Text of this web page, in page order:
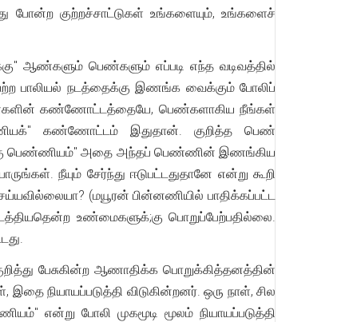
போன்ற குற்றச்சாட்டுகள் உங்களையும், உங்களைச்
ஆண்களும் பெண்களும் எப்படி எந்த வடிவத்தில்
பாலியல் நடத்தைக்கு இணங்க வைக்கும் போலிப்
கண்ணோட்டத்தையே, பெண்களாகிய நீங்கள்
கண்ணோட்டம் இதுதான். குறித்த பெண்
பெண்ணியம்" அதை அந்தப் பெண்ணின் இணங்கிய
நீயும் சேர்ந்து ஈடுபட்டதுதானே என்று கூறி
(மயூரன் பின்னணியில் பாதிக்கப்பட்ட
உண்மைகளுக்;கு பொறுப்பேற்பதில்லை.
பேசுகின்ற ஆணாதிக்க பொறுக்கித்தனத்தின்
நியாயப்படுத்தி விடுகின்றனர். ஒரு நாள், சில
என்று போலி முகமூடி மூலம் நியாயப்படுத்தி